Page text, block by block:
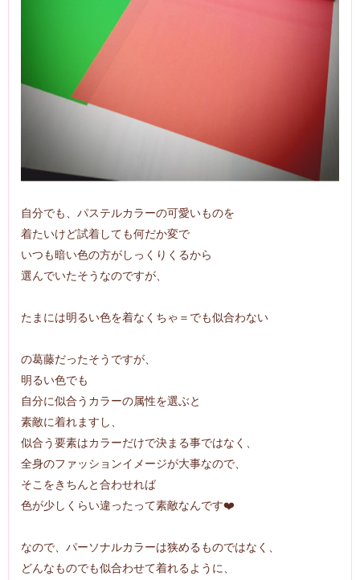
自分でも、パステルカラーの可愛いものを
着たいけど試着しても何だか変で
いつも暗い色の方がしっくりくるから
選んでいたそうなのですが、
たまには明るい色を着なくちゃ＝でも似合わない
の葛藤だったそうですが、
明るい色でも
自分に似合うカラーの属性を選ぶと
素敵に着れますし、
似合う要素はカラーだけで決まる事ではなく、
全身のファッションイメージが大事なので、
そこをきちんと合わせれば
色が少しくらい違ったって素敵なんです❤️
なので、パーソナルカラーは狭めるものではなく、
どんなものでも似合わせて着れるように、